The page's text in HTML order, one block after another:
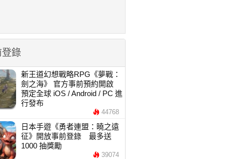
錄
新王道幻想戰略RPG《夢戰：
劍之海》 官方事前預約開啟
預定全球 iOS / Android / PC 進
行發布
44768
日本手遊《勇者連盟：曉之遠
征》開放事前登錄 最多送
1000 抽獎勵
39074